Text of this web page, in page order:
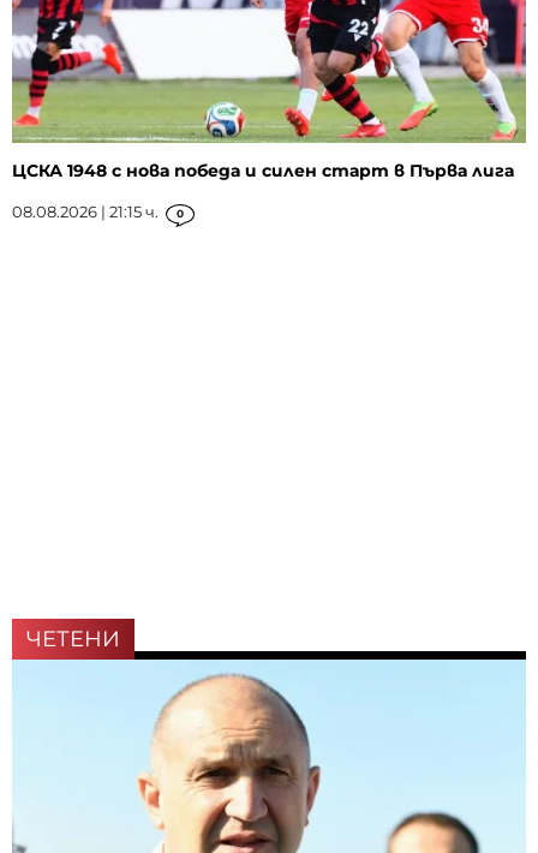
ЦСКА 1948 с нова победа и силен старт в Първа лига
08.08.2026 | 21:15 ч. 0
ЧЕТЕНИ